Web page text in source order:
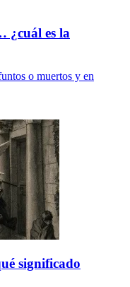
¿cuál es la
o muertos y en
significado